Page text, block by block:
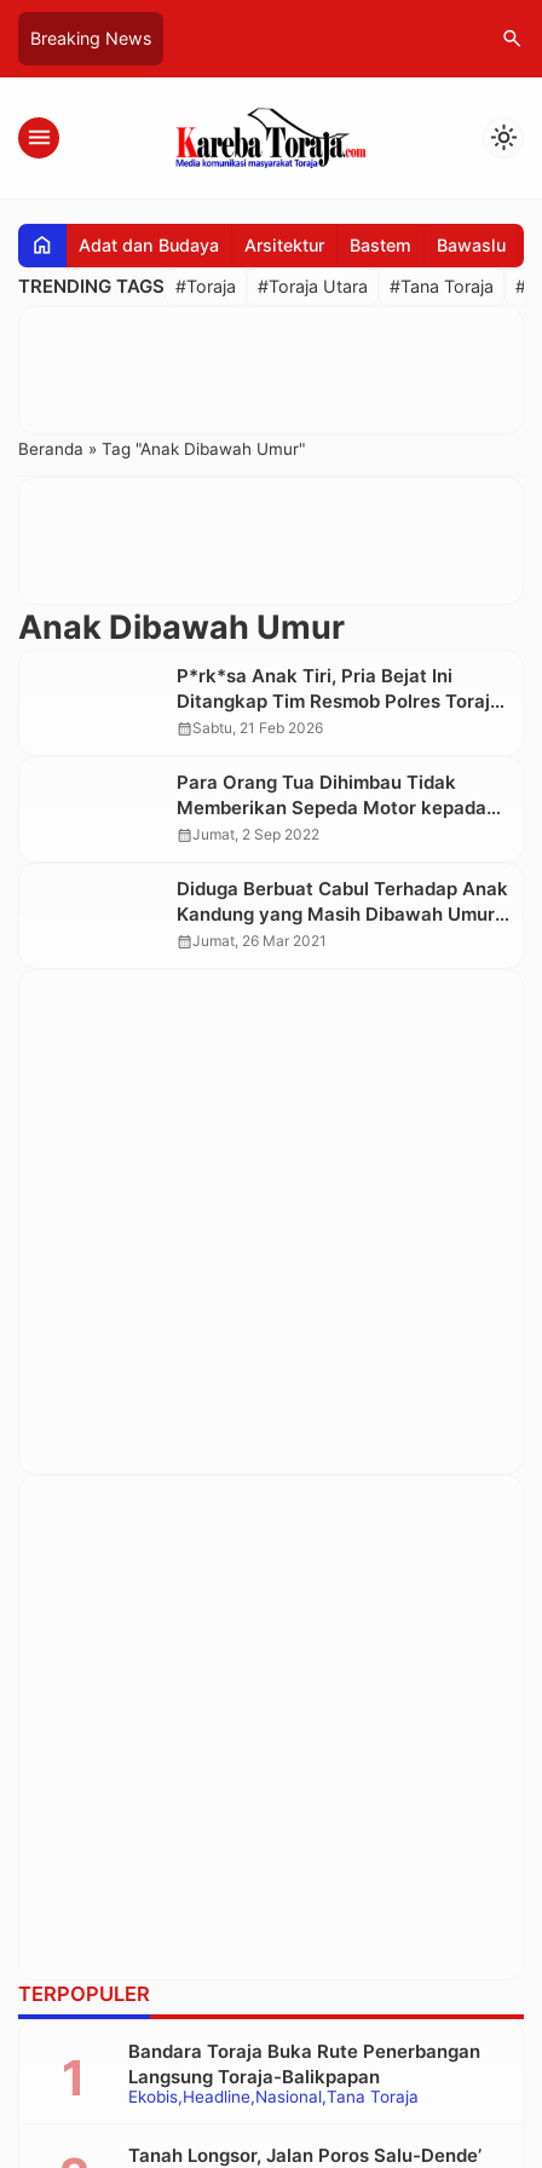
Breaking News search
menu light_mode
home Adat dan Budaya Arsitektur Bastem Bawaslu
TRENDING TAGS #Toraja #Toraja Utara #Tana Toraja
Beranda » Tag "Anak Dibawah Umur"
Anak Dibawah Umur
P*rk*sa Anak Tiri, Pria Bejat Ini
Ditangkap Tim Resmob Polres Toraja
Utara
calendar_monthSabtu, 21 Feb 2026
Para Orang Tua Dihimbau Tidak
Memberikan Sepeda Motor kepada
Anak yang Masih Dibawah Umur
calendar_monthJumat, 2 Sep 2022
Diduga Berbuat Cabul Terhadap Anak
Kandung yang Masih Dibawah Umur,
Seorang Ayah di Toraja Utara
calendar_monthJumat, 26 Mar 2021
TERPOPULER
Ekobis Headline Nasional Tana Toraja
Bandara Toraja Buka Rute Penerbangan
Langsung Toraja-Balikpapan
Tanah Longsor, Jalan Poros Salu-Dende’